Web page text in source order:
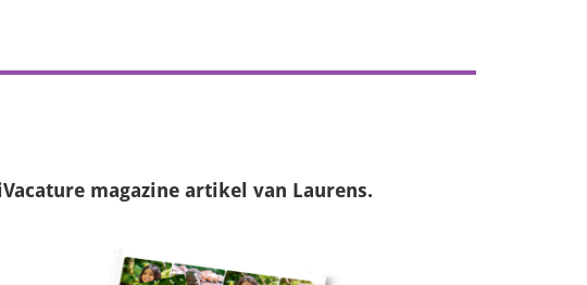
magazine artikel van Laurens.